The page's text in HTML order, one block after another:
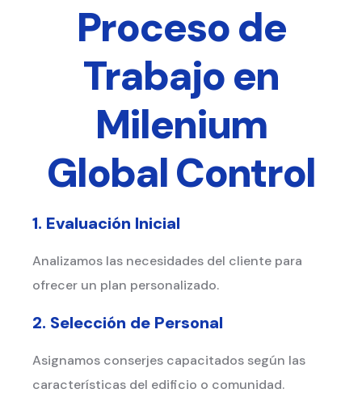
Proceso de
Trabajo en
Milenium
Global Control
1. Evaluación Inicial
Analizamos las necesidades del cliente para
ofrecer un plan personalizado.
2. Selección de Personal
Asignamos conserjes capacitados según las
características del edificio o comunidad.